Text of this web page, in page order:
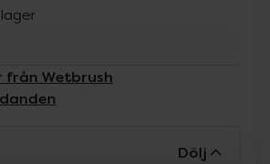
från Wetbrush
Dölj